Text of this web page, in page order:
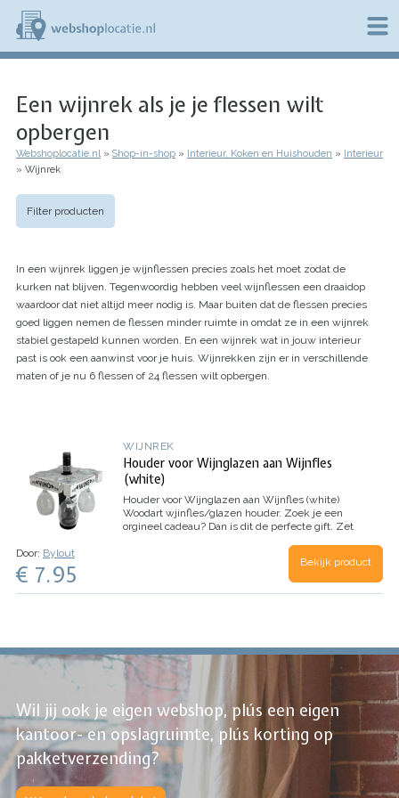
Overslaan
naar
de
b
s
h
p
o
a
e
.
n
l
Een wijnrek als je je flessen wilt
opbergen
Kruimelpad
Webshoplocatie.nl Shop-in-shop Interieur, Koken en Huishouden
Interieur
Wijnrek
Filter producten
In een wijnrek liggen je wijnflessen precies zoals het moet zodat de
kurken nat blijven. Tegenwoordig hebben veel wijnflessen een draaidop
waardoor dat niet altijd meer nodig is. Maar buiten dat de flessen precies
goed liggen nemen de flessen minder ruimte in omdat ze in een wijnrek
stabiel gestapeld kunnen worden. En een wijnrek wat in jouw interieur
past is ook een aanwinst voor je huis. Wijnrekken zijn er in verschillende
maten of je nu 6 flessen of 24 flessen wilt opbergen.
WIJNREK
Houder voor Wijnglazen aan Wijnfles
(white)
Houder voor Wijnglazen aan Wijnfles (white)
Woodart wjinfles/glazen houder. Zoek je een
orgineel cadeau? Dan is dit de perfecte gift. Zet
Door: Bylout
€ 7.95 Bekijk product
Wil jij ook je eigen webshop, plús een eigen
kantoor- en opslagruimte, plús korting op
pakketverzending?